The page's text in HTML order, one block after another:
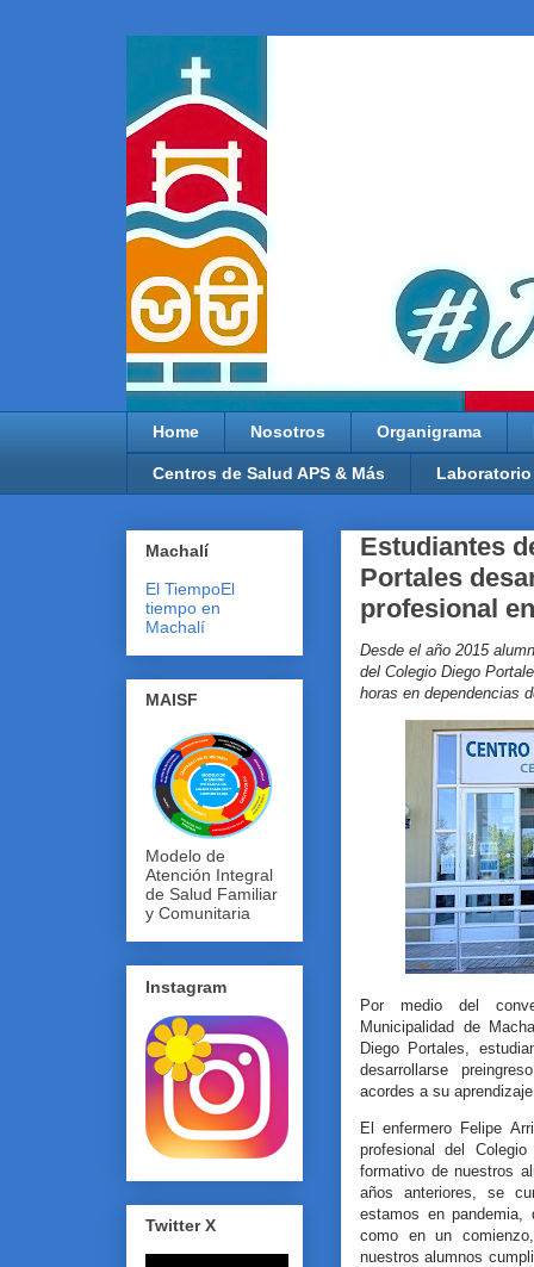
Home Nosotros Organigrama
Centros de Salud APS & Más Laboratorio
Estudiantes
Portales
profesional
Desde el año 2015
del Colegio Diego
horas en dependencias
Por medio del
Municipalidad de
Diego Portales,
desarrollarse
acordes a su
El enfermero Felipe
profesional del
formativo de nuestros
años anteriores, se
estamos en
como en un
nuestros alumnos
Machalí
El TiempoEl
tiempo en
Machalí
MAISF
Modelo de
Atención Integral
de Salud Familiar
y Comunitaria
Instagram
Twitter X